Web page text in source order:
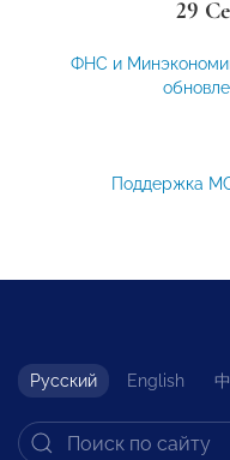
29
ФНС и
Поддержка
Русский English